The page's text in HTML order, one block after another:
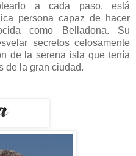
a cada paso, está
persona capaz de hacer
como Belladona. Su
secretos celosamente
de la serena isla que tenía
de la gran ciudad.